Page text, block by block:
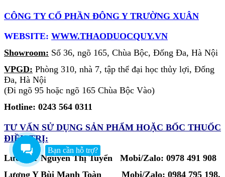
CÔNG TY CỔ PHẦN ĐÔNG Y TRƯỜNG XUÂN
WEBSITE: WWW.THAODUOCQUY.VN
Showroom: Số 36, ngõ 165, Chùa Bộc, Đống Đa, Hà Nội
VPGD: Phòng 310, nhà 7, tập thể đại học thủy lợi, Đống
Đa, Hà Nội
(Đi ngõ 95 hoặc ngõ 165 Chùa Bộc Vào)
Hotline: 0243 564 0311
TƯ VẤN SỬ DỤNG SẢN PHẨM HOẶC BỐC THUỐC
ĐIỀU TRỊ:
Lương Y Nguyễn Thị Tuyển Mobi/Zalo: 0978 491 908
Lương Y Bùi Mạnh Toàn Mobi/Zalo: 0984 795 198.
Bạn cần hỗ trợ?